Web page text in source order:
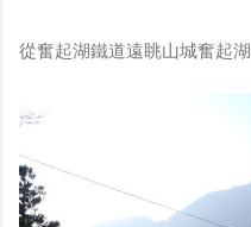
從奮起湖鐵道遠眺山城奮起湖